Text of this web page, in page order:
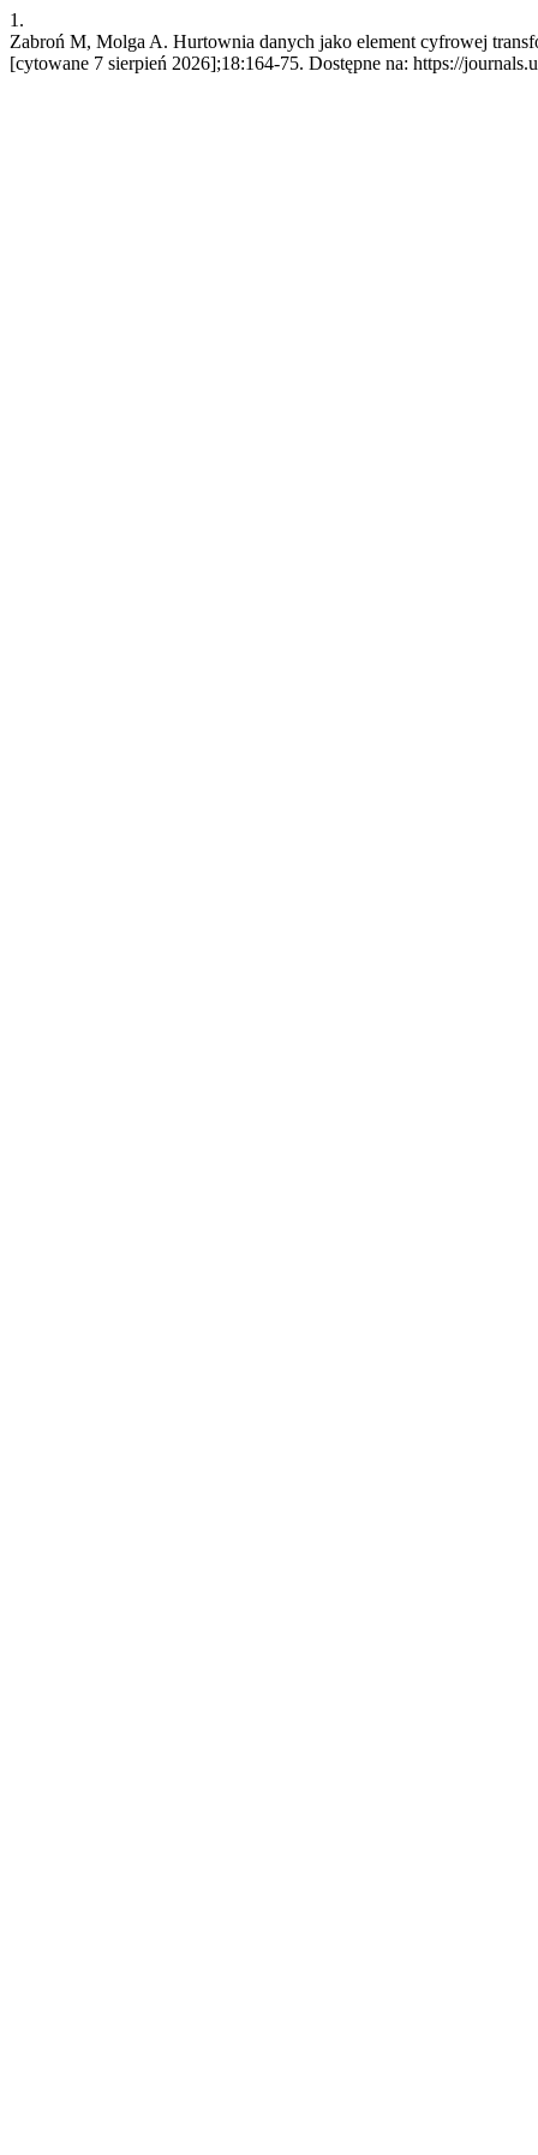
1.
Zabroń M, Molga A. Hurtownia danych jako element cyfrowej
[cytowane 7 sierpień 2026];18:164-75. Dostępne na: https://